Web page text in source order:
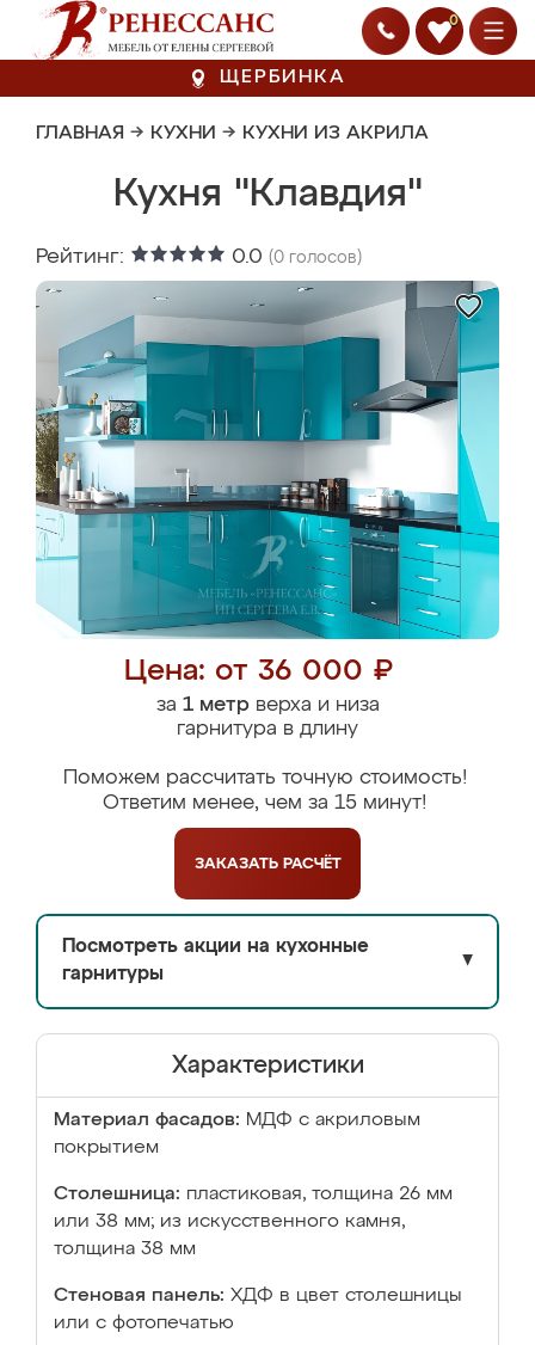
0
ЩЕРБИНКА
ГЛАВНАЯ → КУХНИ → КУХНИ ИЗ АКРИЛА
Кухня "Клавдия"
Рейтинг: 0.0 (0 голосов)
Цена: от 36 000 ₽
за 1 метрверха и низа
гарнитура в длину
Поможем рассчитать точную стоимость!
Ответим менее, чем за 15 минут!
ЗАКАЗАТЬ РАСЧЁТ
Посмотреть акции на кухонные
гарнитуры
▼
Характеристики
Материал фасадов: МДФ с акриловым
покрытием
Столешница: пластиковая, толщина 26 мм
или 38 мм; из искусственного камня,
толщина 38 мм
Стеновая панель: ХДФ в цвет столешницы
или с фотопечатью